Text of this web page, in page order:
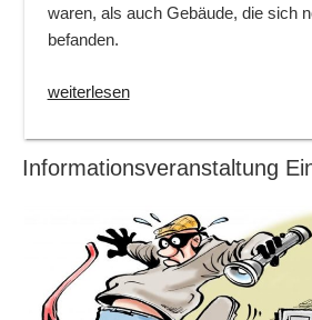
waren, als auch Gebäude, die sich
befanden.
„Interessante
zum
Thema
Hommersum“
weiterlesen
Informationsveranstaltung